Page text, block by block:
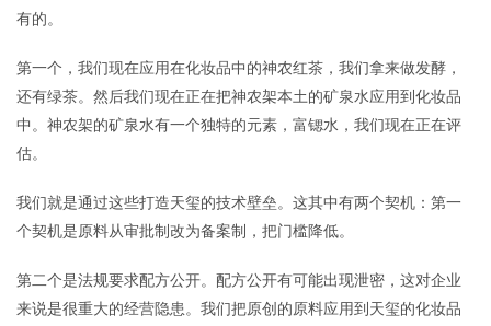
有的。
第一个，我们现在应用在化妆品中的神农红茶，我们拿来做发酵，
还有绿茶。然后我们现在正在把神农架本土的矿泉水应用到化妆品
中。神农架的矿泉水有一个独特的元素，富锶水，我们现在正在评
估。
我们就是通过这些打造天玺的技术壁垒。这其中有两个契机：第一
个契机是原料从审批制改为备案制，把门槛降低。
第二个是法规要求配方公开。配方公开有可能出现泄密，这对企业
来说是很重大的经营隐患。我们把原创的原料应用到天玺的化妆品